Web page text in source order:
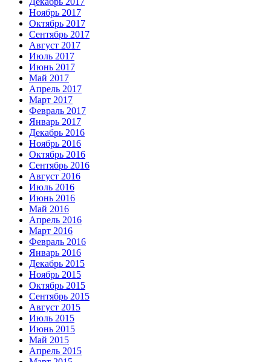
Ноябрь 2017
Октябрь 2017
Сентябрь 2017
Август 2017
Июль 2017
Июнь 2017
Май 2017
Апрель 2017
Март 2017
Февраль 2017
Январь 2017
Декабрь 2016
Ноябрь 2016
Октябрь 2016
Сентябрь 2016
Август 2016
Июль 2016
Июнь 2016
Май 2016
Апрель 2016
Март 2016
Февраль 2016
Январь 2016
Декабрь 2015
Ноябрь 2015
Октябрь 2015
Сентябрь 2015
Август 2015
Июль 2015
Июнь 2015
Май 2015
Апрель 2015